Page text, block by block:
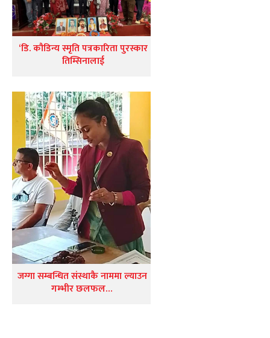
‘डि. कौडिन्य स्मृति पत्रकारिता पुरस्कार
तिम्सिनालाई
जग्गा सम्बन्धित संस्थाकै नाममा ल्याउन
गम्भीर छलफल…